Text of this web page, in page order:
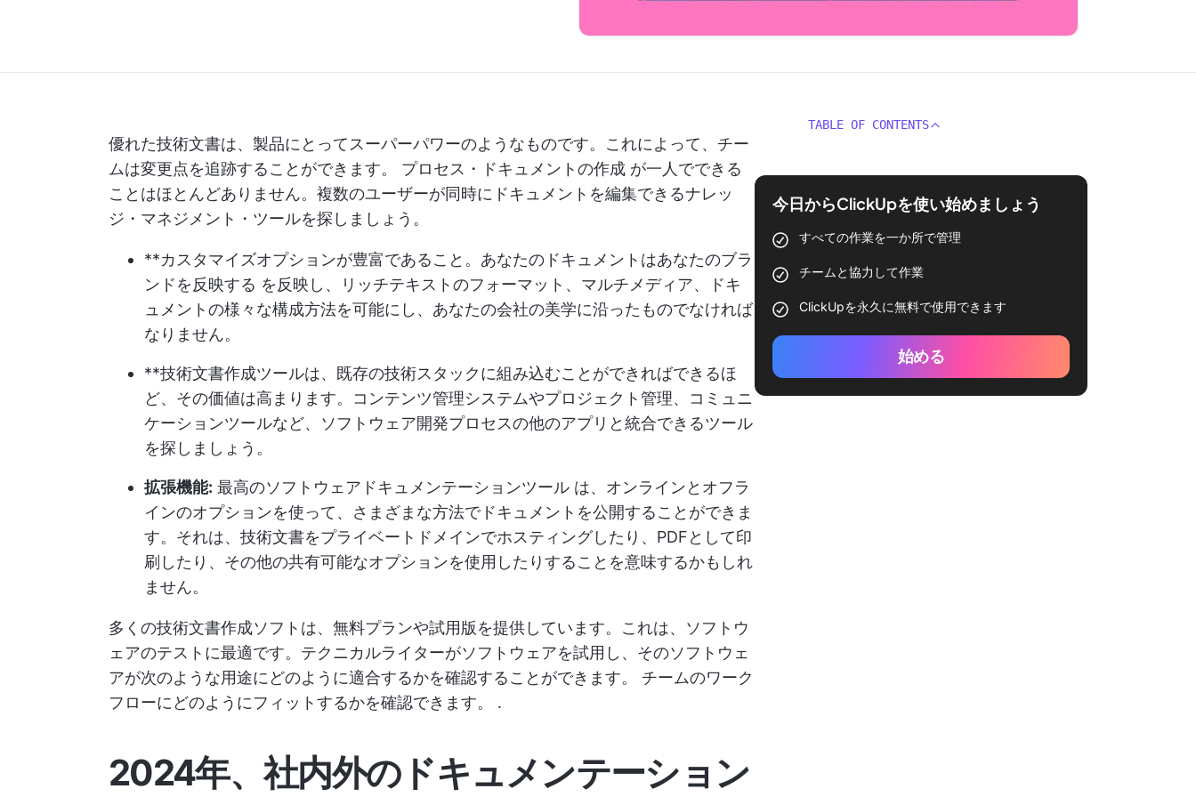
優れた技術文書は、製品にとってスーパーパワーのようなものです。これによって、チー
ムは変更点を追跡することができます。 プロセス・ドキュメントの作成 が一人でできる
ことはほとんどありません。複数のユーザーが同時にドキュメントを編集できるナレッ
ジ・マネジメント・ツールを探しましょう。
**カスタマイズオプションが豊富であること。あなたのドキュメントはあなたのブラ
ンドを反映する を反映し、リッチテキストのフォーマット、マルチメディア、ドキ
ュメントの様々な構成方法を可能にし、あなたの会社の美学に沿ったものでなければ
なりません。
**技術文書作成ツールは、既存の技術スタックに組み込むことができればできるほ
ど、その価値は高まります。コンテンツ管理システムやプロジェクト管理、コミュニ
ケーションツールなど、ソフトウェア開発プロセスの他のアプリと統合できるツール
を探しましょう。
拡張機能: 最高のソフトウェア ドキュメンテーションツール は、オンラインとオフラ
インのオプションを使って、さまざまな方法でドキュメントを公開することができま
す。それは、技術文書をプライベートドメインでホスティングしたり、PDFとして印
刷したり、その他の共有可能なオプションを使用したりすることを意味するかもしれ
ません。
多くの技術文書作成ソフトは、無料プランや試用版を提供しています。これは、ソフトウ
ェアのテストに最適です。テクニカルライターがソフトウェアを試用し、そのソフトウェ
アが次のような用途にどのように適合するかを確認することができます。 チームのワーク
フローにどのようにフィットするかを確認できます。
.
2024年、社内外のドキュメンテーション
TABLE OF CONTENTS
今日からClickUpを使い始めましょう
すべての作業を一か所で管理
チームと協力して作業
ClickUpを永久に無料で使用できます
始める